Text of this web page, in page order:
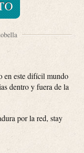
en este difícil mundo
dentro y fuera de la
por la red, stay